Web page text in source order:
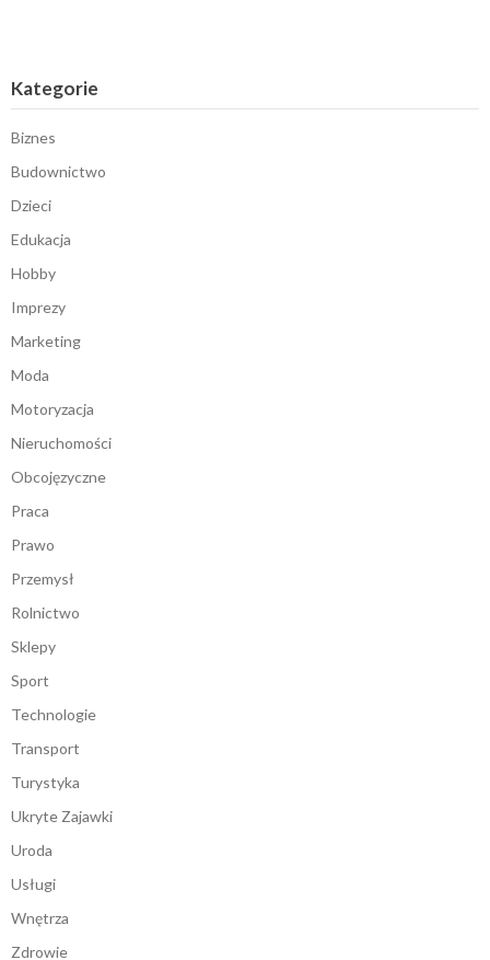
Kategorie
Biznes
Budownictwo
Dzieci
Edukacja
Hobby
Imprezy
Marketing
Moda
Motoryzacja
Nieruchomości
Obcojęzyczne
Praca
Prawo
Przemysł
Rolnictwo
Sklepy
Sport
Technologie
Transport
Turystyka
Ukryte Zajawki
Uroda
Usługi
Wnętrza
Zdrowie